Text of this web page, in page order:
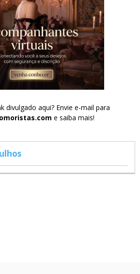
divulgado aqui? Envie e-mail para
e saiba mais!